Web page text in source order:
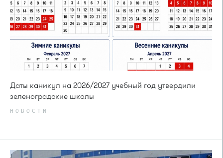
Даты каникул на 2026/2027 учебный год утвердили
зеленоградские школы
НОВОСТИ